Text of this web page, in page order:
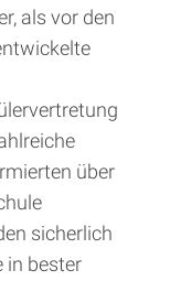
als vor den
über
sicherlich
in bester